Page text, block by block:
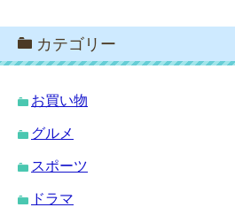
カテゴリー
お買い物
グルメ
スポーツ
ドラマ